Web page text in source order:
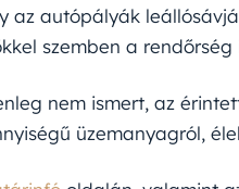
az autópályák
szemben a
nem ismert, az
üzemanyagról,